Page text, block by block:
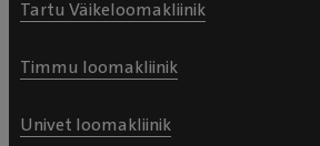
Tartu Väikeloomakliinik
Timmu loomakliinik
Univet loomakliinik